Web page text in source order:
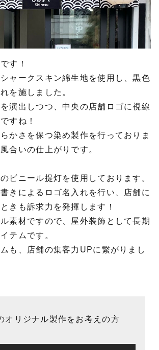
す！
ャークスキン綿生地を使用し、黒色
を施しました。
演出しつつ、中央の店舗ロゴに視線
すね！
かさを保つ染め製作を行っておりま
合いの仕上がりです。
ビニール提灯を使用しております。
きによるロゴ名入れを行い、店舗に
きも訴求力を発揮します！
素材ですので、屋外装飾として長期
テムです。
も、店舗の集客力UPに繋がりまし
オリジナル製作をお考えの方